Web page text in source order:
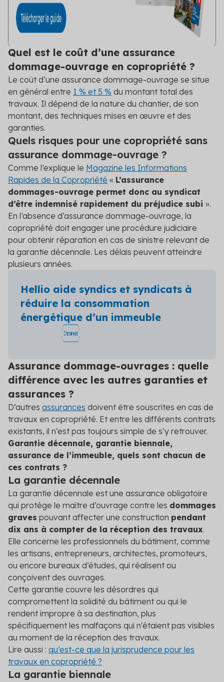
Quel est le coût d’une assurance
dommage-ouvrage en copropriété ?
Le coût d’une assurance dommage-ouvrage se situe
en général entre 1 % et 5 % du montant total des
travaux. Il dépend de la nature du chantier, de son
montant, des techniques mises en œuvre et des
garanties.
Quels risques pour une copropriété sans
assurance dommage-ouvrage ?
Comme l’explique le Magazine les Informations
Rapides de la Copropriété « L’assurance
dommages-ouvrage permet donc au syndicat
d’être indemnisé rapidement du préjudice subi ».
En l’absence d’assurance dommage-ouvrage, la
copropriété doit engager une procédure judiciaire
pour obtenir réparation en cas de sinistre relevant de
la garantie décennale. Les délais peuvent atteindre
plusieurs années.
Hellio aide syndics et syndicats à
réduire la consommation
énergétique d’un immeuble
Assurance dommage-ouvrages : quelle
différence avec les autres garanties et
assurances ?
D’autres assurances doivent être souscrites en cas de
travaux en copropriété. Et entre les différents contrats
existants, il n’est pas toujours simple de s’y retrouver.
Garantie décennale, garantie biennale,
assurance de l’immeuble, quels sont chacun de
ces contrats ?
La garantie décennale
La garantie décennale est une assurance obligatoire
qui protège le maître d’ouvrage contre les dommages
graves pouvant affecter une construction pendant
dix ans à compter de la réception des travaux.
Elle concerne les professionnels du bâtiment, comme
les artisans, entrepreneurs, architectes, promoteurs,
ou encore bureaux d’études, qui réalisent ou
conçoivent des ouvrages.
Cette garantie couvre les désordres qui
compromettent la solidité du bâtiment ou qui le
rendent impropre à sa destination, plus
spécifiquement les malfaçons qui n'étaient pas visibles
au moment de la réception des travaux.
Lire aussi : qu’est-ce que la jurisprudence pour les
travaux en copropriété ?
La garantie biennale